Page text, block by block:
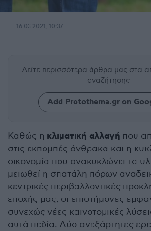
16.03.2021, 10:37
Δείτε περισσότερα άρθρα μας στα
αναζήτησης
Add Protothema.gr on
Καθώς η κλιματική αλλαγή που
στις εκπομπές άνθρακα και η
οικονομία που ανακυκλώνει τα
μειωθεί η σπατάλη πόρων
κεντρικές περιβαλλοντικές
εποχής μας, οι επιστήμονες
συνεχώς νέες καινοτομικές
αυτά πεδία. Δύο ανεξάρτητες